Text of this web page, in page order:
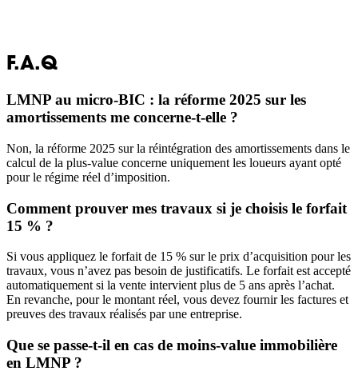
F.A.Q
LMNP au micro-BIC : la réforme 2025 sur les
amortissements me concerne-t-elle ?
Non, la réforme 2025 sur la réintégration des amortissements dans le
calcul de la plus-value concerne uniquement les loueurs ayant opté
pour le régime réel d’imposition.
Comment prouver mes travaux si je choisis le forfait
15 % ?
Si vous appliquez le forfait de 15 % sur le prix d’acquisition pour les
travaux, vous n’avez pas besoin de justificatifs. Le forfait est accepté
automatiquement si la vente intervient plus de 5 ans après l’achat.
En revanche, pour le montant réel, vous devez fournir les factures et
preuves des travaux réalisés par une entreprise.
Que se passe-t-il en cas de moins-value immobilière
en LMNP ?